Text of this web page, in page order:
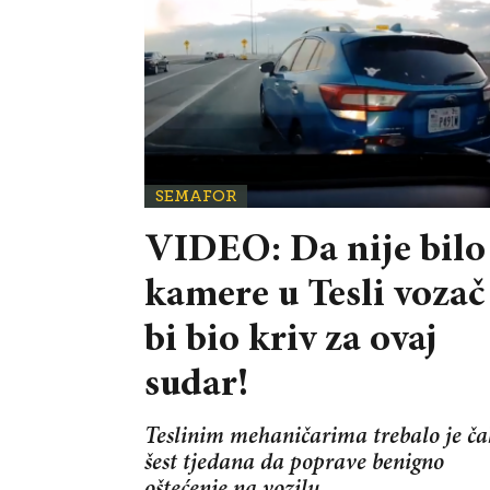
SEMAFOR
VIDEO: Da nije bilo
kamere u Tesli vozač
bi bio kriv za ovaj
sudar!
Teslinim mehaničarima trebalo je
šest tjedana da poprave benigno